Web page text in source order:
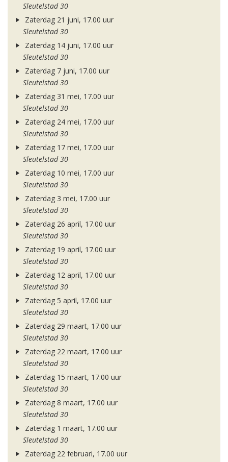
Sleutelstad 30
Zaterdag 21 juni, 17.00 uur
Sleutelstad 30
Zaterdag 14 juni, 17.00 uur
Sleutelstad 30
Zaterdag 7 juni, 17.00 uur
Sleutelstad 30
Zaterdag 31 mei, 17.00 uur
Sleutelstad 30
Zaterdag 24 mei, 17.00 uur
Sleutelstad 30
Zaterdag 17 mei, 17.00 uur
Sleutelstad 30
Zaterdag 10 mei, 17.00 uur
Sleutelstad 30
Zaterdag 3 mei, 17.00 uur
Sleutelstad 30
Zaterdag 26 april, 17.00 uur
Sleutelstad 30
Zaterdag 19 april, 17.00 uur
Sleutelstad 30
Zaterdag 12 april, 17.00 uur
Sleutelstad 30
Zaterdag 5 april, 17.00 uur
Sleutelstad 30
Zaterdag 29 maart, 17.00 uur
Sleutelstad 30
Zaterdag 22 maart, 17.00 uur
Sleutelstad 30
Zaterdag 15 maart, 17.00 uur
Sleutelstad 30
Zaterdag 8 maart, 17.00 uur
Sleutelstad 30
Zaterdag 1 maart, 17.00 uur
Sleutelstad 30
Zaterdag 22 februari, 17.00 uur